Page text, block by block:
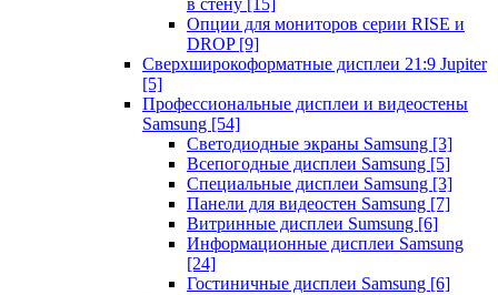
в стену [15]
Опции для мониторов серии RISE и
DROP [9]
Сверхширокоформатные дисплеи 21:9 Jupiter
[5]
Профессиональные дисплеи и видеостены
Samsung [54]
Светодиодные экраны Samsung [3]
Всепогодные дисплеи Samsung [5]
Специальные дисплеи Samsung [3]
Панели для видеостен Samsung [7]
Витринные дисплеи Sumsung [6]
Информационные дисплеи Samsung
[24]
Гостиничные дисплеи Samsung [6]